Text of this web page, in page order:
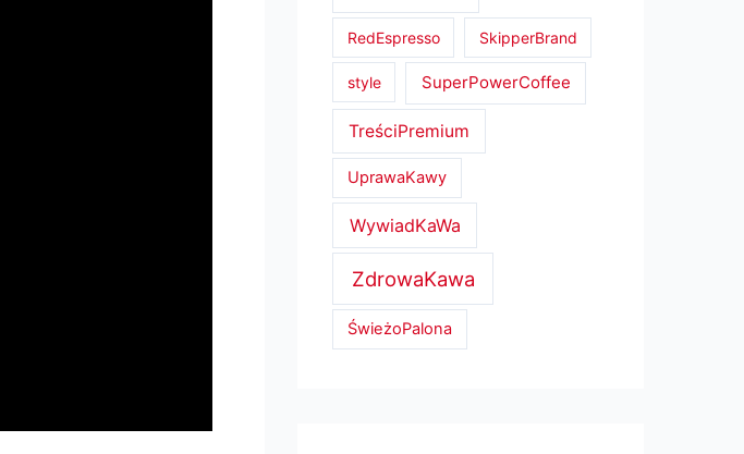
RedEspresso SkipperBrand
style SuperPowerCoffee
TreściPremium
UprawaKawy
WywiadKaWa
ZdrowaKawa
ŚwieżoPalona